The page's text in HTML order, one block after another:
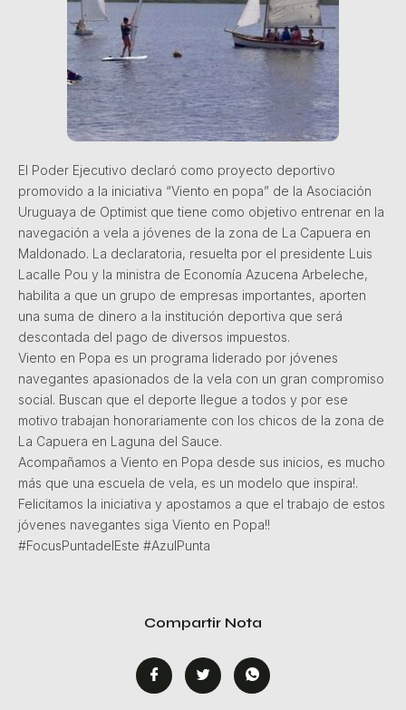
El Poder Ejecutivo declaró como proyecto deportivo
promovido a la iniciativa “Viento en popa” de la Asociación
Uruguaya de Optimist que tiene como objetivo entrenar en la
navegación a vela a jóvenes de la zona de La Capuera en
Maldonado. La declaratoria, resuelta por el presidente Luis
Lacalle Pou y la ministra de Economía Azucena Arbeleche,
habilita a que un grupo de empresas importantes, aporten
una suma de dinero a la institución deportiva que será
descontada del pago de diversos impuestos.
Viento en Popa es un programa liderado por jóvenes
navegantes apasionados de la vela con un gran compromiso
social. Buscan que el deporte llegue a todos y por ese
motivo trabajan honorariamente con los chicos de la zona de
La Capuera en Laguna del Sauce.
Acompañamos a Viento en Popa desde sus inicios, es mucho
más que una escuela de vela, es un modelo que inspira!.
Felicitamos la iniciativa y apostamos a que el trabajo de estos
jóvenes navegantes siga Viento en Popa!!
#FocusPuntadelEste #AzulPunta
Compartir Nota